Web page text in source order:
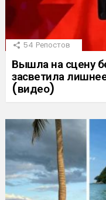
54 Репостов
Вышла на сцену
засветила
(видео)